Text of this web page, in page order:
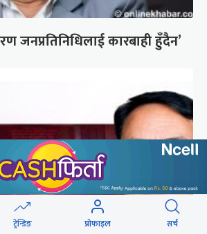
जनप्रतिनिधिलाई कारबाही हुँदैन’
ट्रेन्डिङ प्रोफाइल सर्च